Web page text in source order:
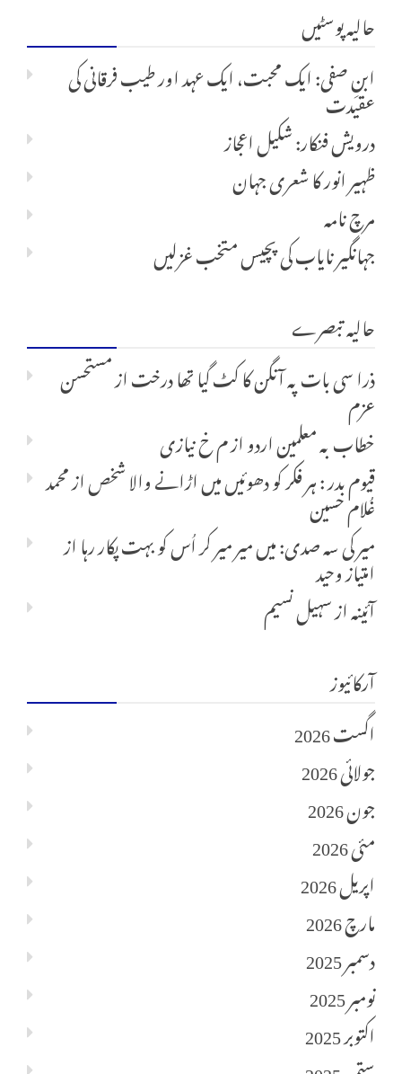
برائے:
حالیہ پوسٹیں
ابنِ صفی: ایک محبت، ایک عہد اور طیب فرقانی کی
عقیدت
درویش فنکار: شکیل اعجاز
ظہیر انور کا شعری جہان
مرچ نامہ
جہانگیر نایاب کی پچیس متخب غزلیں
حالیہ تبصرے
ذرا سی بات پہ آنگن کا کٹ گیا تھا درختازمستحسن
عزم
خطاب بہ معلمین اردوازم خ نیازی
قیوم بدر : ہر فکر کو دھوئیں میں اڑانے والا شخصازمحمد
غُلام حسین
میر کی سہ صدی: میں میر میر کر اُس کو بہت پکار رہااز
امتیاز وحید
آئینہازسہیل نسیم
آرکائیوز
اگست 2026
جولائی 2026
جون 2026
مئی 2026
اپریل 2026
مارچ 2026
دسمبر 2025
نومبر 2025
اکتوبر 2025